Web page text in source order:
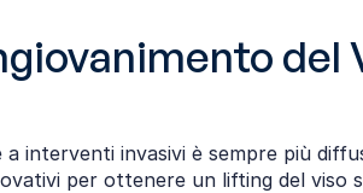
del
per ottenere un lifting del viso